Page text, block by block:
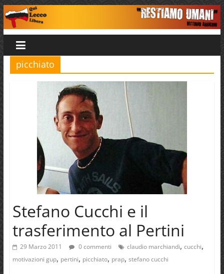
Salta
al
contenuto
Qui
Lecco
Libera
picchiato
Stefano Cucchi e il
trasferimento al Pertini
29 Marzo 2011 0 commenti claudio marchiandi, cucchi,
motivazioni gup, pertini, picchiato, prap, stefano cucchi